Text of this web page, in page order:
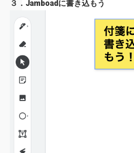
３．Jamboadに書き込もう